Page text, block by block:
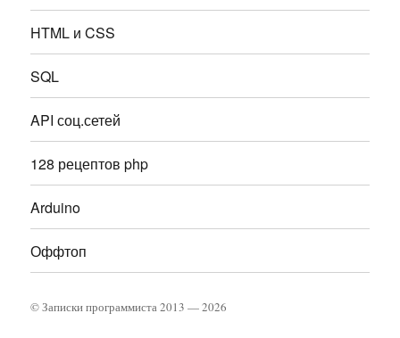
HTML и CSS
SQL
API соц.сетей
128 рецептов php
Arduino
Оффтоп
© Записки программиста2013 — 2026